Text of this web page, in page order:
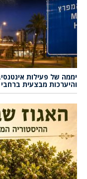
יממה של פעילות
והיערכות מבצעית ברחבי